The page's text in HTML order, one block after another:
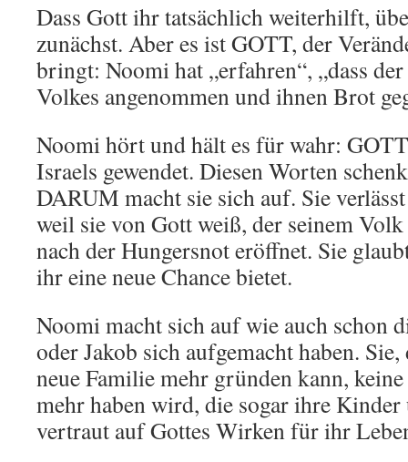
Dass Gott ihr tatsächlich weiterhilft,
zunächst. Aber es ist GOTT, der
bringt: Noomi hat „erfahren“, „dass
Volkes angenommen und ihnen Brot
Noomi hört und hält es für wahr:
Israels gewendet. Diesen Worten
DARUM macht sie sich auf. Sie
weil sie von Gott weiß, der seinem Volk
nach der Hungersnot eröffnet. Sie
ihr eine neue Chance bietet.
Noomi macht sich auf wie auch schon
oder Jakob sich aufgemacht haben.
neue Familie mehr gründen kann,
mehr haben wird, die sogar ihre Kinder
vertraut auf Gottes Wirken für ihr